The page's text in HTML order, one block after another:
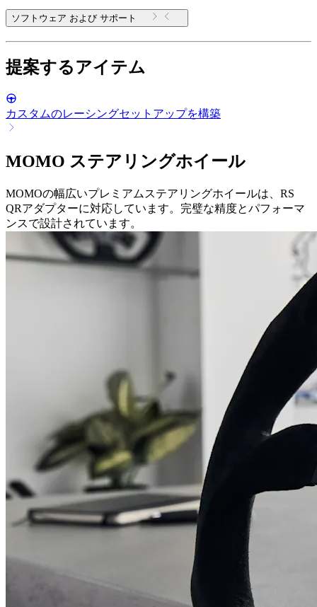
ソフトウェア および サポート
提案するアイテム
カスタムのレーシングセットアップを構築
MOMO ステアリングホイール
MOMOの幅広いプレミアムステアリングホイールは、RS
QRアダプターに対応しています。完璧な精度とパフォーマ
ンスで設計されています。